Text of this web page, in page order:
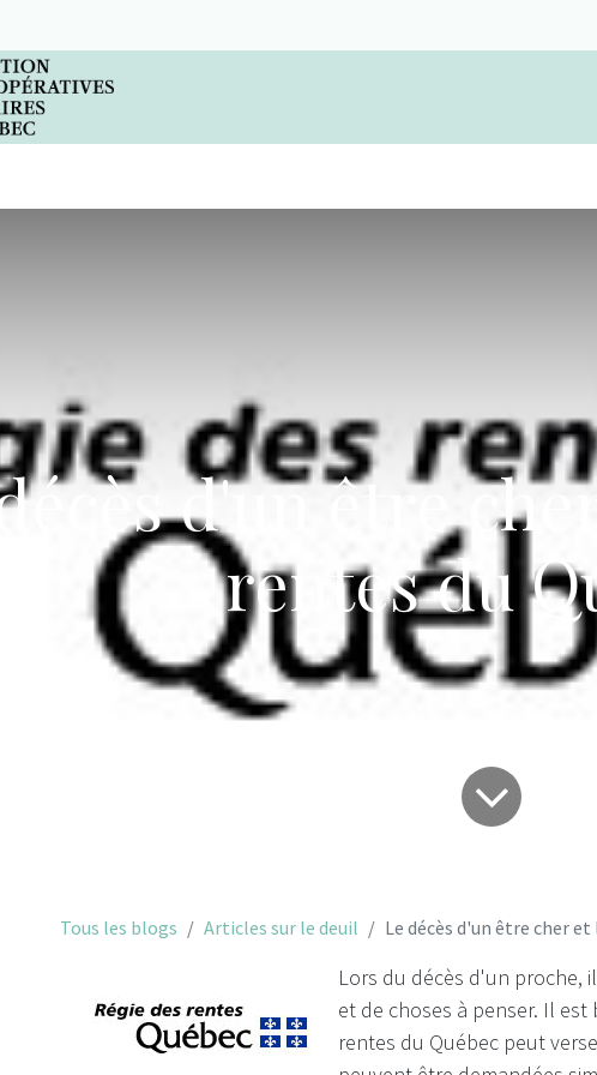
d'un être
rentes du
Tous les blogs Articles sur le deuil Le décès d'un être cher
Lors du décès d'un proche,
et de choses à penser. Il est
rentes du Québec peut